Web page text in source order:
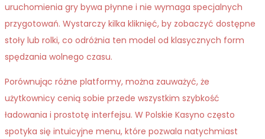
uruchomienia gry bywa płynne i nie wymaga specjalnych
przygotowań. Wystarczy kilka kliknięć, by zobaczyć dostępne
stoły lub rolki, co odróżnia ten model od klasycznych form
spędzania wolnego czasu.
Porównując różne platformy, można zauważyć, że
użytkownicy cenią sobie przede wszystkim szybkość
ładowania i prostotę interfejsu. W Polskie Kasyno często
spotyka się intuicyjne menu, które pozwala natychmiast